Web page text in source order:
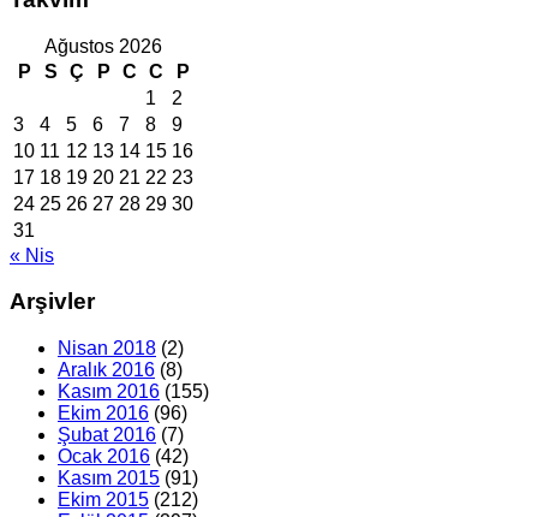
Ağustos 2026
P
S Ç P C C
P
1
2
3
4 5 6 7 8
9
10 11 12 13 14 15 16
17 18 19 20 21 22 23
24 25 26 27 28 29 30
31
« Nis
Arşivler
Nisan 2018 (2)
Aralık 2016 (8)
Kasım 2016 (155)
Ekim 2016 (96)
Şubat 2016 (7)
Ocak 2016 (42)
Kasım 2015 (91)
Ekim 2015 (212)